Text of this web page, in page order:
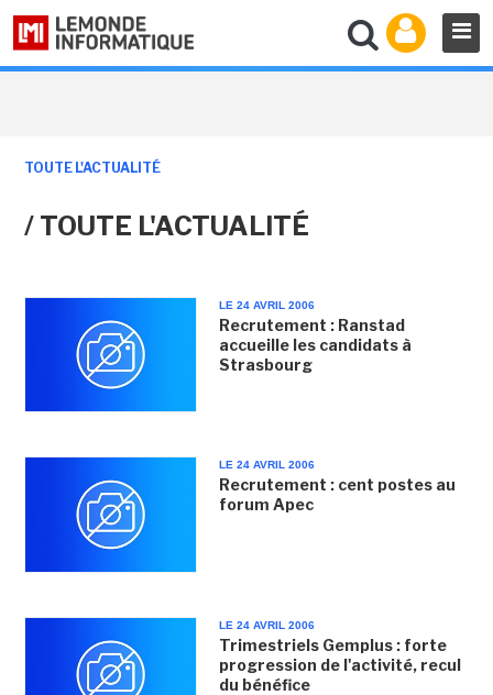
TOUTE L'ACTUALITÉ
/ TOUTE L'ACTUALITÉ
LE 24 AVRIL 2006
Recrutement : Ranstad
accueille les candidats à
Strasbourg
LE 24 AVRIL 2006
Recrutement : cent postes au
forum Apec
LE 24 AVRIL 2006
Trimestriels Gemplus : forte
progression de l'activité, recul
du bénéfice